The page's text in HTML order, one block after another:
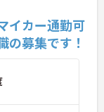
イカー通勤可
募集です！